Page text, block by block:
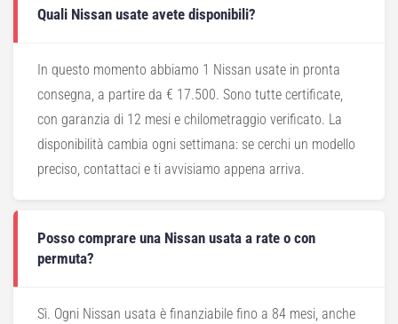
Quali Nissan usate avete disponibili?
In questo momento abbiamo 1 Nissan usate in pronta
consegna, a partire da € 17.500. Sono tutte certificate,
con garanzia di 12 mesi e chilometraggio verificato. La
disponibilità cambia ogni settimana: se cerchi un modello
preciso, contattaci e ti avvisiamo appena arriva.
Posso comprare una Nissan usata a rate o con
permuta?
Sì. Ogni Nissan usata è finanziabile fino a 84 mesi, anche